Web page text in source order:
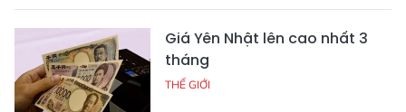
Giá Yên Nhật lên cao nhất 3
tháng
THẾ GIỚI